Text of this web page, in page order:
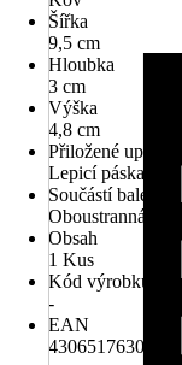
Šířka
9,5 cm
Hloubka
3 cm
Výška
4,8 cm
Přiložené
Lepicí páska
Součástí balení
Oboustranná
Obsah
1 Kus
Kód výrobku
-
EAN
4306517630492